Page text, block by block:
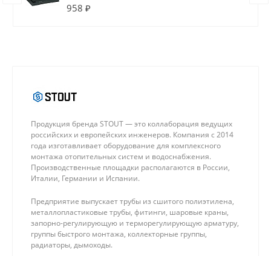
958 ₽
Продукция бренда STOUT — это коллаборация ведущих
российских и европейских инженеров. Компания с 2014
года изготавливает оборудование для комплексного
монтажа отопительных систем и водоснабжения.
Производственные площадки располагаются в России,
Италии, Германии и Испании.
Предприятие выпускает трубы из сшитого полиэтилена,
металлопластиковые трубы, фитинги, шаровые краны,
запорно-регулирующую и терморегулирующую арматуру,
группы быстрого монтажа, коллекторные группы,
радиаторы, дымоходы.